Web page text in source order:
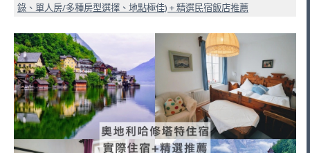
錄、單人房/多種房型選擇、地點極佳) + 精選民宿飯店推薦